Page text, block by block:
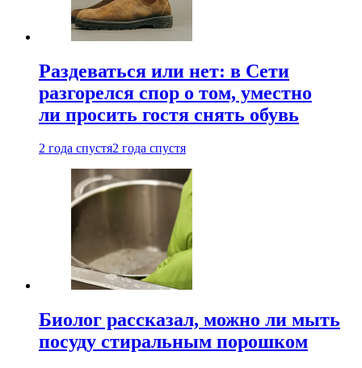
Раздеваться или нет: в Сети
разгорелся спор о том, уместно
ли просить гостя снять обувь
2 года спустя2 года спустя
Биолог рассказал, можно ли мыть
посуду стиральным порошком